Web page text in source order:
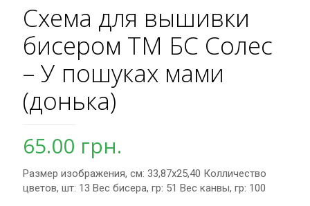
Схема для вышивки
бисером ТМ БС Солес
– У пошуках мами
(донька)
65.00 грн.
Размер изображения, см: 33,87х25,40 Колличество
цветов, шт: 13 Вес бисера, гр: 51 Вес канвы, гр: 100